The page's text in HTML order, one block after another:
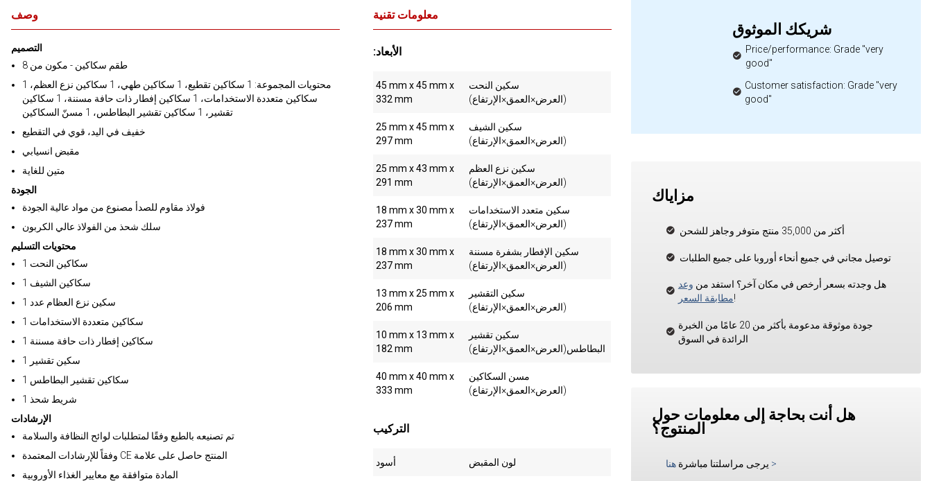
وصف
التصميم
8 طقم سكاكين - مكون من
محتويات المجموعة: 1 سكاكين تقطيع، 1 سكاكين طهي، 1 سكاكين نزع العظم، 1
سكاكين متعددة الاستخدامات، 1 سكاكين إفطار ذات حافة مسننة، 1 سكاكين
تقشير، 1 سكاكين تقشير البطاطس، 1 مسنّ السكاكين
خفيف في اليد، قوي في التقطيع
مقبض انسيابي
متين للغاية
الجودة
فولاذ مقاوم للصدأ مصنوع من مواد عالية الجودة
سلك شحذ من الفولاذ عالي الكربون
محتويات التسليم
1 سكاكين النحت
1 سكاكين الشيف
1 سكين نزع العظام عدد
1 سكاكين متعددة الاستخدامات
1 سكاكين إفطار ذات حافة مسننة
1 سكين تقشير
1 سكاكين تقشير البطاطس
1 شريط شحذ
الإرشادات
تم تصنيعه بالطبع وفقًا لمتطلبات لوائح النظافة والسلامة
وفقاً للإرشادات المعتمدة CE المنتج حاصل على علامة
المادة متوافقة مع معايير الغذاء الأوروبية
معلومات تقنية
:الأبعاد
45 mm x 45 mm x
332 mm
سكين النحت
(العرض×العمق×الإرتفاع)
25 mm x 45 mm x
297 mm
سكين الشيف
(العرض×العمق×الإرتفاع)
25 mm x 43 mm x
291 mm
سكين نزع العظم
(العرض×العمق×الإرتفاع)
18 mm x 30 mm x
237 mm
سكين متعدد الاستخدامات
(العرض×العمق×الإرتفاع)
18 mm x 30 mm x
237 mm
سكين الإفطار بشفرة مسننة
(العرض×العمق×الإرتفاع)
13 mm x 25 mm x
206 mm
سكين التقشير
(العرض×العمق×الإرتفاع)
10 mm x 13 mm x
182 mm
سكين تقشير
البطاطس(العرض×العمق×الإرتفاع)
40 mm x 40 mm x
333 mm
مسن السكاكين
(العرض×العمق×الإرتفاع)
التركيب
أسود لون المقبض
شريكك الموثوق
Price/performance: Grade "very
good"
Customer satisfaction: Grade "very
good"
مزاياك
أكثر من 35,000 منتج متوفر وجاهز للشحن
توصيل مجاني في جميع أنحاء أوروبا على جميع الطلبات
هل وجدته بسعر أرخص في مكان آخر؟ استفد من وعد
مطابقة السعر!
جودة موثوقة مدعومة بأكثر من 20 عامًا من الخبرة
الرائدة في السوق
هل أنت بحاجة إلى معلومات حول
المنتوج؟
يرجى مراسلتنا مباشرة هنا >